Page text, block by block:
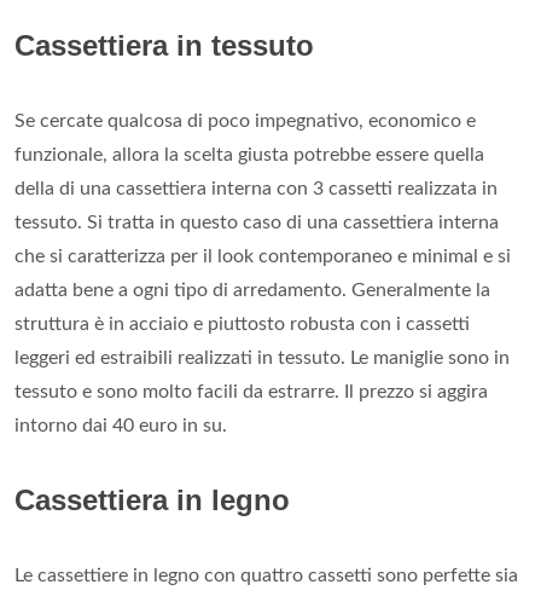
Cassettiera in tessuto
Se cercate qualcosa di poco impegnativo, economico e
funzionale, allora la scelta giusta potrebbe essere quella
della di una cassettiera interna con 3 cassetti realizzata in
tessuto. Si tratta in questo caso di una cassettiera interna
che si caratterizza per il look contemporaneo e minimal e si
adatta bene a ogni tipo di arredamento. Generalmente la
struttura è in acciaio e piuttosto robusta con i cassetti
leggeri ed estraibili realizzati in tessuto. Le maniglie sono in
tessuto e sono molto facili da estrarre. Il prezzo si aggira
intorno dai 40 euro in su.
Cassettiera in legno
Le cassettiere in legno con quattro cassetti sono perfette sia